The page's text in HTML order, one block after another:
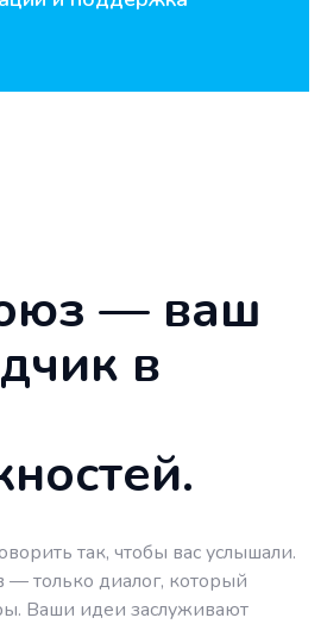
— ваш
в
так, чтобы вас услышали.
— только диалог, который
Ваши идеи заслуживают